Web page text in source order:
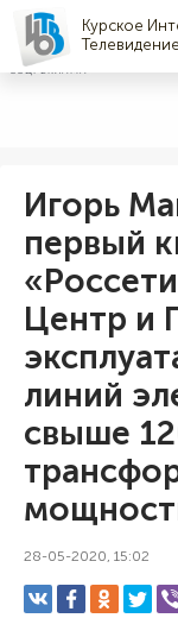
Курское
Телевидение
СОЦРЕКЛАМА
Игорь
первый
Центр и
линий
свыше
28-05-2020, 15:02